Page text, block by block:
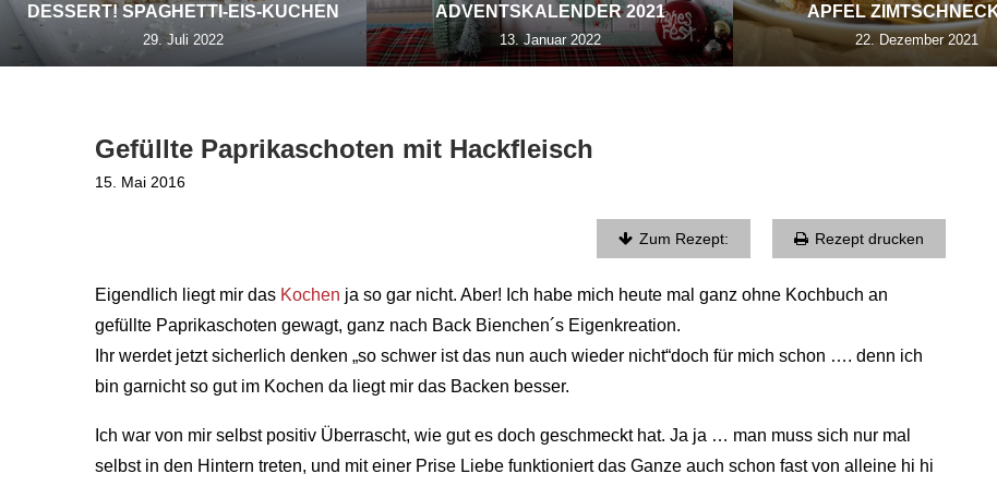
DESSERT! SPAGHETTI-EIS-KUCHEN
29. Juli 2022
ADVENTSKALENDER 2021
13. Januar 2022
APFEL
22. Dezember 2021
Gefüllte Paprikaschoten mit Hackfleisch
15. Mai 2016
Zum Rezept: Rezept drucken
Eigendlich liegt mir das Kochen ja so gar nicht. Aber! Ich habe mich heute mal ganz ohne Kochbuch an
gefüllte Paprikaschoten gewagt, ganz nach Back Bienchen´s Eigenkreation.
Ihr werdet jetzt sicherlich denken „so schwer ist das nun auch wieder nicht“doch für mich schon …. denn ich
bin garnicht so gut im Kochen da liegt mir das Backen besser.
Ich war von mir selbst positiv Überrascht, wie gut es doch geschmeckt hat. Ja ja … man muss sich nur mal
selbst in den Hintern treten, und mit einer Prise Liebe funktioniert das Ganze auch schon fast von alleine hi hi